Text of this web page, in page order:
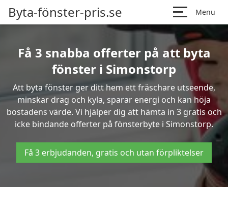
Byta-fönster-pris.se Menu
Få 3 snabba offerter på att byta
fönster i Simonstorp
Att byta fönster ger ditt hem ett fräschare utseende,
minskar drag och kyla, sparar energi och kan höja
bostadens värde. Vi hjälper dig att hämta in 3 gratis och
icke bindande offerter på fönsterbyte i Simonstorp.
Få 3 erbjudanden, gratis och utan förpliktelser